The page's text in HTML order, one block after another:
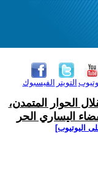
الفيسبوك التويتر
الحوار المتمدن،
اليساري الحر
اليوتيوب]